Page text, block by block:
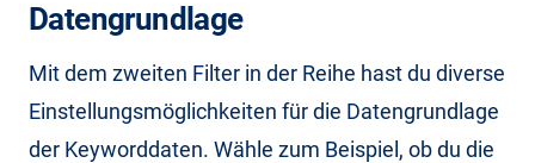
Datengrundlage
Mit dem zweiten Filter in der Reihe hast du diverse
Einstellungsmöglichkeiten für die Datengrundlage
der Keyworddaten. Wähle zum Beispiel, ob du die